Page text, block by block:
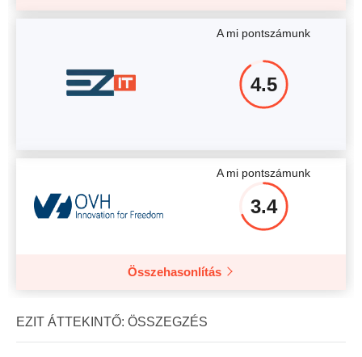
A mi pontszámunk
4.5
A mi pontszámunk
3.4
Összehasonlítás
EZIT ÁTTEKINTŐ: ÖSSZEGZÉS